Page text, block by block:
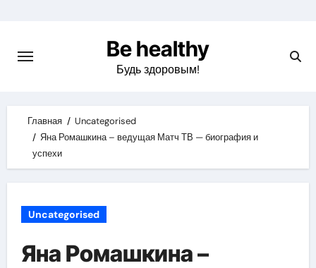
content
Be healthy
Будь здоровым!
Главная
Uncategorised
Яна Ромашкина – ведущая Матч ТВ — биография и
успехи
Uncategorised
Яна Ромашкина –